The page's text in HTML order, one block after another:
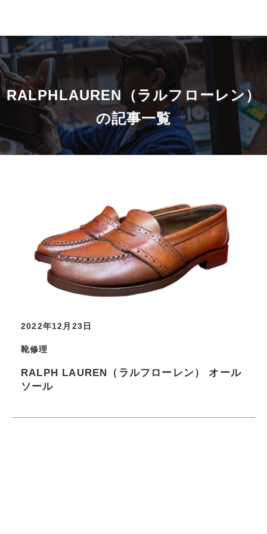
RALPHLAUREN（ラルフローレン）
の記事一覧
2022年12月23日
靴修理
RALPH LAUREN（ラルフローレン） オール
ソール